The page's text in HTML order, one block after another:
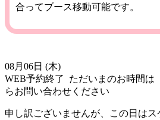
合ってブース移動可能です。
08月06日 (木)
WEB予約終了
ただいまのお時間は
らお問い合わせください
申し訳ございませんが、この日は